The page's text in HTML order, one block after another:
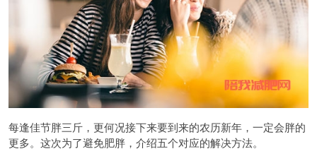
每逢佳节胖三斤，更何况接下来要到来的农历新年，一定会胖的
更多。这次为了避免肥胖，介绍五个对应的解决方法。